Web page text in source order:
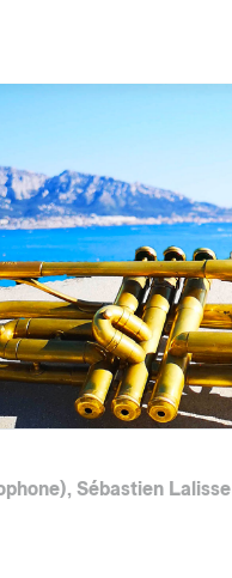
Sébastien Lalisse